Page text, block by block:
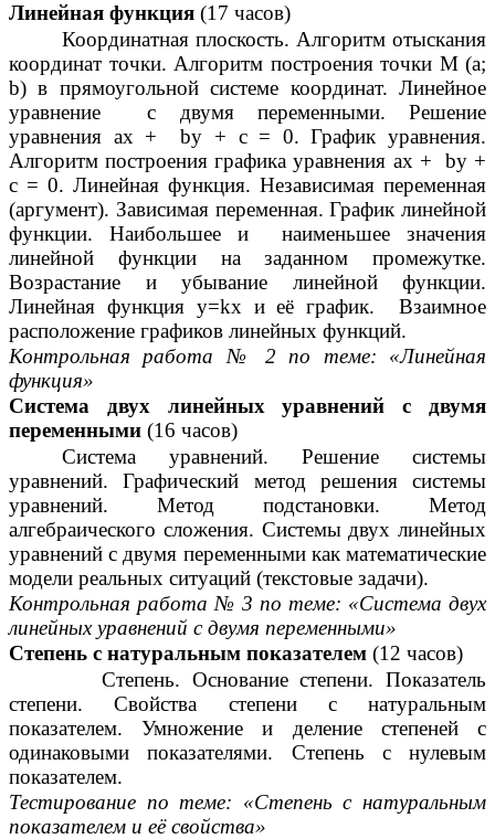
Линейная функция (17 часов)
Координатная плоскость. Алгоритм отыскания
координат точки. Алгоритм построения точки М (а;
b) в прямоугольной системе координат. Линейное
уравнение с двумя переменными. Решение
уравнения ах + bу + с = 0. График уравнения.
Алгоритм построения графика уравнения ах + bу +
с = 0. Линейная функция. Независимая переменная
(аргумент). Зависимая переменная. График линейной
функции. Наибольшее и наименьшее значения
линейной функции на заданном промежутке.
Возрастание и убывание линейной функции.
Линейная функция y=kx и её график. Взаимное
расположение графиков линейных функций.
Контрольная работа № 2 по теме: «Линейная
функция»
Система двух линейных уравнений с двумя
переменными (16 часов)
Система уравнений. Решение системы
уравнений. Графический метод решения системы
уравнений. Метод подстановки. Метод
алгебраического сложения. Системы двух линейных
уравнений с двумя переменными как математические
модели реальных ситуаций (текстовые задачи).
Контрольная работа № 3 по теме: «Система двух
линейных уравнений с двумя переменными»
Степень с натуральным показателем (12 часов)
Степень. Основание степени. Показатель
степени. Свойства степени с натуральным
показателем. Умножение и деление степеней с
одинаковыми показателями. Степень с нулевым
показателем.
Тестирование по теме: «Степень с натуральным
показателем и её свойства»